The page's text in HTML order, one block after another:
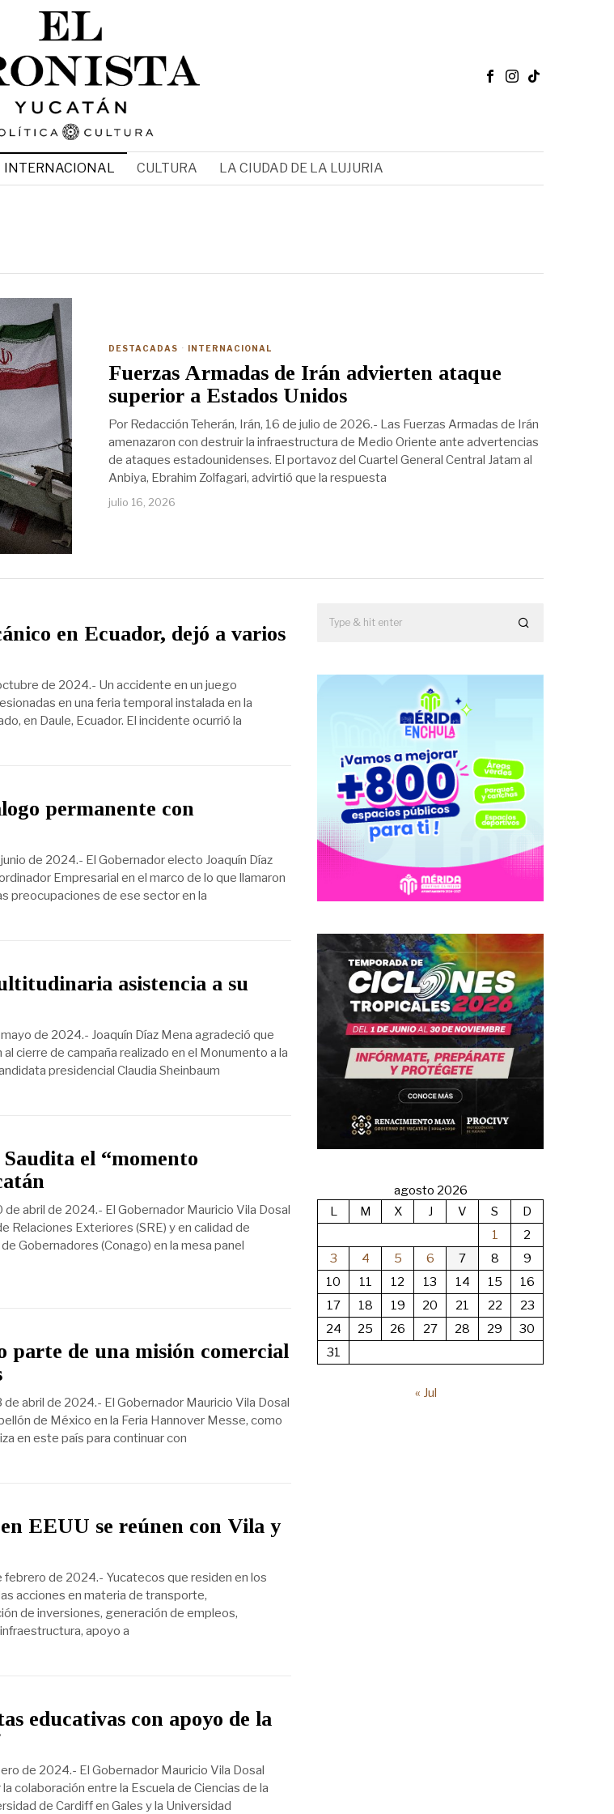
INTERNACIONAL CULTURA LA CIUDAD DE LA LUJURIA
DESTACADAS · INTERNACIONAL
Fuerzas Armadas de Irán advierten ataque
superior a Estados Unidos
Por Redacción Teherán, Irán, 16 de julio de 2026.- Las Fuerzas Armadas de Irán
amenazaron con destruir la infraestructura de Medio Oriente ante advertencias
de ataques estadounidenses. El portavoz del Cuartel General Central Jatam al
Anbiya, Ebrahim Zolfagari, advirtió que la respuesta
julio 16, 2026
en Ecuador, dejó a varios
de 2024.- Un accidente en un juego
en una feria temporal instalada en la
en Daule, Ecuador. El incidente ocurrió la
permanente con
de 2024.- El Gobernador electo Joaquín Díaz
Empresarial en el marco de lo que llamaron
preocupaciones de ese sector en la
asistencia a su
de 2024.- Joaquín Díaz Mena agradeció que
cierre de campaña realizado en el Monumento a la
presidencial Claudia Sheinbaum
el “momento
de abril de 2024.- El Gobernador Mauricio Vila Dosal
Relaciones Exteriores (SRE) y en calidad de
Gobernadores (Conago) en la mesa panel
parte de una misión comercial
abril de 2024.- El Gobernador Mauricio Vila Dosal
de México en la Feria Hannover Messe, como
en este país para continuar con
EEUU se reúnen con Vila y
febrero de 2024.- Yucatecos que residen en los
acciones en materia de transporte,
de inversiones, generación de empleos,
apoyo a
educativas con apoyo de la
de 2024.- El Gobernador Mauricio Vila Dosal
colaboración entre la Escuela de Ciencias de la
de Cardiff en Gales y la Universidad
agosto 2026
L
M X J V S
D
1
2
3
4 5 6 7 8
9
10
11 12 13 14 15
16
17
18 19 20 21 22
23
24
25 26 27 28 29
30
31
« Jul